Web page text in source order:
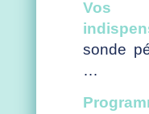
Vos
sonde
…